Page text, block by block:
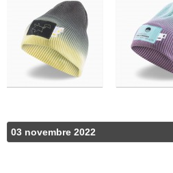
03 novembre 2022